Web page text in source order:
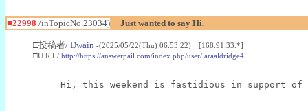
■22998 /inTopicNo.23034) Just wanted to say Hi.
□投稿者/ Dwain -(2025/05/22(Thu) 06:53:22) [168.91.33.*]
□U R L/ http://https://answerpail.com/index.php/user/laraaldridge4
Hi, this weekend is fastidious in support of